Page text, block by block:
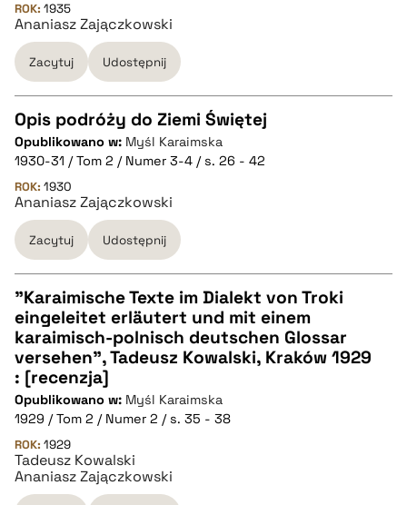
BIBTEX
pobierz cytat
ROK: 1935
Ananiasz Zajączkowski
Zacytuj Udostępnij
CZYSTY TEKST
pobierz cytat
BIBTEX
pobierz cytat
Opis podróży do Ziemi Świętej
Opublikowano w: Myśl Karaimska
1930-31 / Tom 2 / Numer 3-4 / s. 26 - 42
ROK: 1930
Ananiasz Zajączkowski
Zacytuj Udostępnij
CZYSTY TEKST
pobierz cytat
BIBTEX
pobierz cytat
"Karaimische Texte im Dialekt von Troki
eingeleitet erläutert und mit einem
karaimisch-polnisch deutschen Glossar
versehen", Tadeusz Kowalski, Kraków 1929
: [recenzja]
Opublikowano w: Myśl Karaimska
1929 / Tom 2 / Numer 2 / s. 35 - 38
ROK: 1929
Tadeusz Kowalski
Ananiasz Zajączkowski